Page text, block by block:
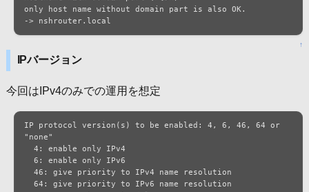
only host name without domain part is also OK.
-> nshrouter.local
↑
IPバージョン
今回はIPv4のみでの運用を想定
IP protocol version(s) to be enabled: 4, 6, 46, 64 or
"none"
  4: enable only IPv4
  6: enable only IPv6
  46: give priority to IPv4 name resolution
  64: give priority to IPv6 name resolution